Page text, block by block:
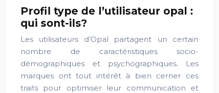
Profil type de l’utilisateur opal :
qui sont-ils?
Les utilisateurs d’Opal partagent un certain
nombre de caractéristiques socio-
démographiques et psychographiques. Les
marques ont tout intérêt à bien cerner ces
traits pour optimiser leur communication et